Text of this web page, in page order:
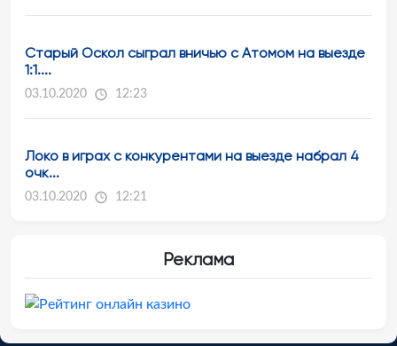
Старый Оскол сыграл вничью с Атомом на выезде
1:1....
03.10.2020 12:23
Локо в играх с конкурентами на выезде набрал 4
очк...
03.10.2020 12:21
Реклама